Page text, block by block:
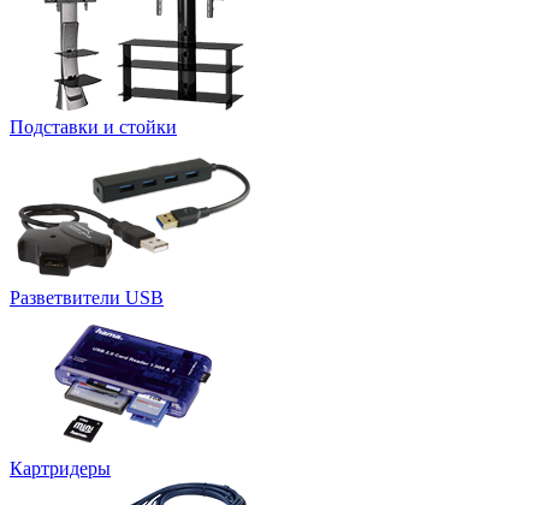
Подставки и стойки
Разветвители USB
Картридеры